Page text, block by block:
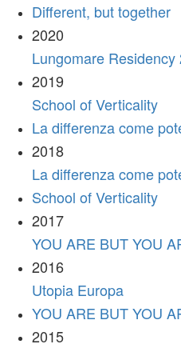
Different, but together
2020
Lungomare
2019
School of Verticality
La differenza come
2018
La differenza come
School of Verticality
2017
YOU ARE BUT YOU
2016
Utopia Europa
YOU ARE BUT YOU
2015